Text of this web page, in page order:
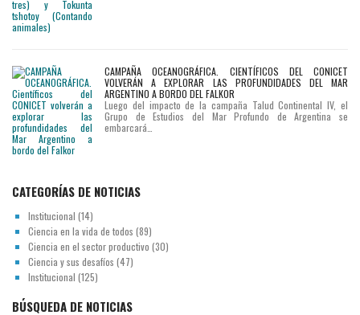
CAMPAÑA OCEANOGRÁFICA. CIENTÍFICOS DEL CONICET
VOLVERÁN A EXPLORAR LAS PROFUNDIDADES DEL MAR
ARGENTINO A BORDO DEL FALKOR
Luego del impacto de la campaña Talud Continental IV, el
Grupo de Estudios del Mar Profundo de Argentina se
embarcará…
CATEGORÍAS DE NOTICIAS
Institucional (14)
Ciencia en la vida de todos (89)
Ciencia en el sector productivo (30)
Ciencia y sus desafíos (47)
Institucional (125)
BÚSQUEDA DE NOTICIAS